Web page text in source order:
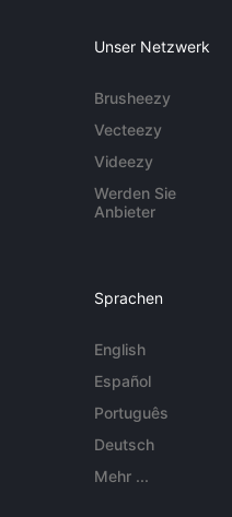
Unser Netzwerk
Brusheezy
Vecteezy
Videezy
Werden Sie
Anbieter
Sprachen
English
Español
Português
Deutsch
Mehr ...